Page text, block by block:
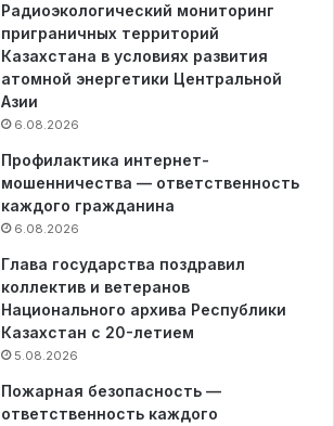
Радиоэкологический мониторинг
приграничных территорий
Казахстана в условиях развития
атомной энергетики Центральной
Азии
6.08.2026
Профилактика интернет-
мошенничества — ответственность
каждого гражданина
6.08.2026
Глава государства поздравил
коллектив и ветеранов
Национального архива Республики
Казахстан с 20-летием
5.08.2026
Пожарная безопасность —
ответственность каждого